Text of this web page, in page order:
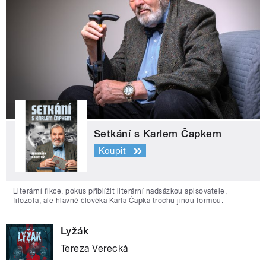
Setkání s Karlem Čapkem
Koupit
Literární fikce, pokus přiblížit literární nadsázkou spisovatele,
filozofa, ale hlavně člověka Karla Čapka trochu jinou formou.
Lyžák
Tereza Verecká